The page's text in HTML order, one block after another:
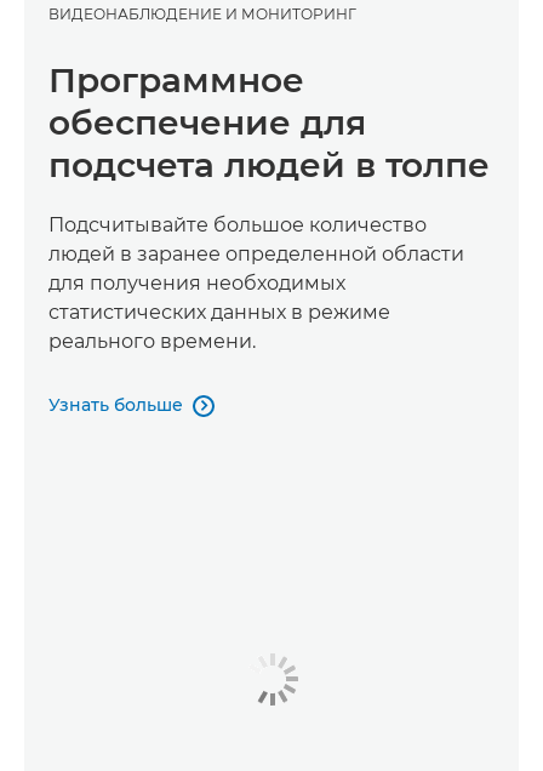
ВИДЕОНАБЛЮДЕНИЕ И МОНИТОРИНГ
Программное
обеспечение для
подсчета людей в толпе
Подсчитывайте большое количество
людей в заранее определенной области
для получения необходимых
статистических данных в режиме
реального времени.
Узнать больше 